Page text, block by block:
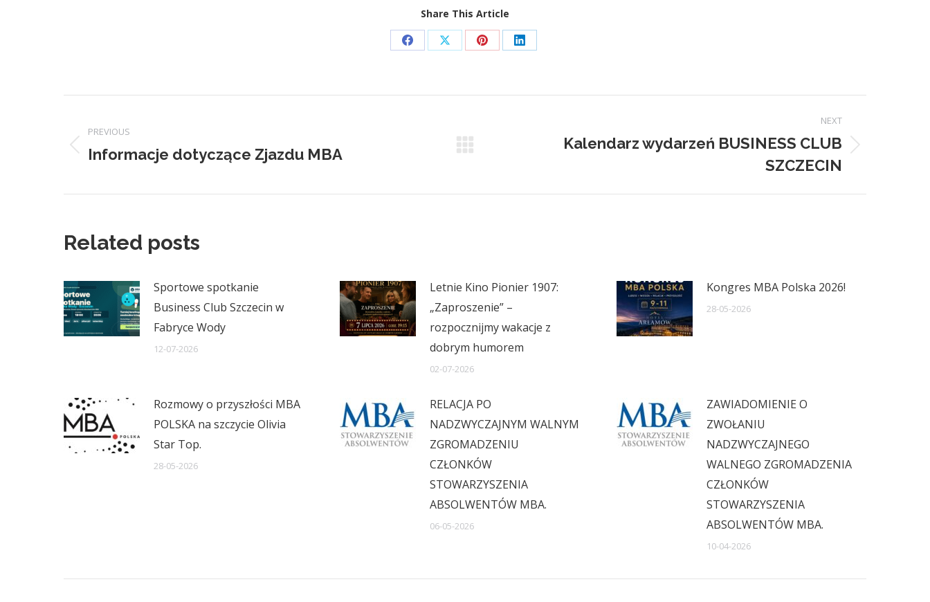
Share This Article
Share
Facebook
Share
X
Share
Pinterest
Share
LinkedIn
navigation
PREVIOUS
Previous
Informacje dotyczące Zjazdu MBA
NEXT
Kalendarz wydarzeń BUSINESS CLUB
SZCZECIN
Related posts
Sportowe spotkanie
Business Club Szczecin w
Fabryce Wody
12-07-2026
Letnie Kino Pionier 1907:
„Zaproszenie” –
rozpocznijmy wakacje z
dobrym humorem
02-07-2026
Kongres MBA Polska 2026!
28-05-2026
Rozmowy o przyszłości MBA
POLSKA na szczycie Olivia
Star Top.
28-05-2026
RELACJA PO
NADZWYCZAJNYM WALNYM
ZGROMADZENIU
CZŁONKÓW
STOWARZYSZENIA
ABSOLWENTÓW MBA.
06-05-2026
ZAWIADOMIENIE O
ZWOŁANIU
NADZWYCZAJNEGO
WALNEGO ZGROMADZENIA
CZŁONKÓW
STOWARZYSZENIA
ABSOLWENTÓW MBA.
10-04-2026